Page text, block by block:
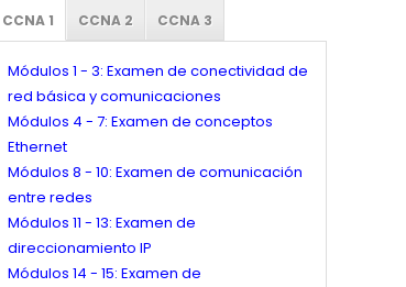
CCNA 1 CCNA 2 CCNA 3
Módulos 1 - 3: Examen de conectividad de
red básica y comunicaciones
Módulos 4 - 7: Examen de conceptos
Ethernet
Módulos 8 - 10: Examen de comunicación
entre redes
Módulos 11 - 13: Examen de
direccionamiento IP
Módulos 14 - 15: Examen de